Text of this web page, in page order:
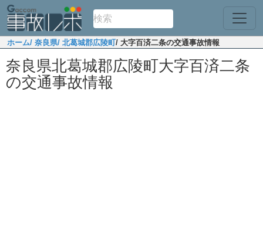
ホーム/ 奈良県/ 北葛城郡広陵町/ 大字百済二条の交通事故情報
奈良県北葛城郡広陵町大字百済二条
の交通事故情報